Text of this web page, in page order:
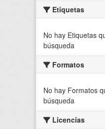
Etiquetas
No hay Etiquetas
búsqueda
Formatos
No hay Formatos
búsqueda
Licencias